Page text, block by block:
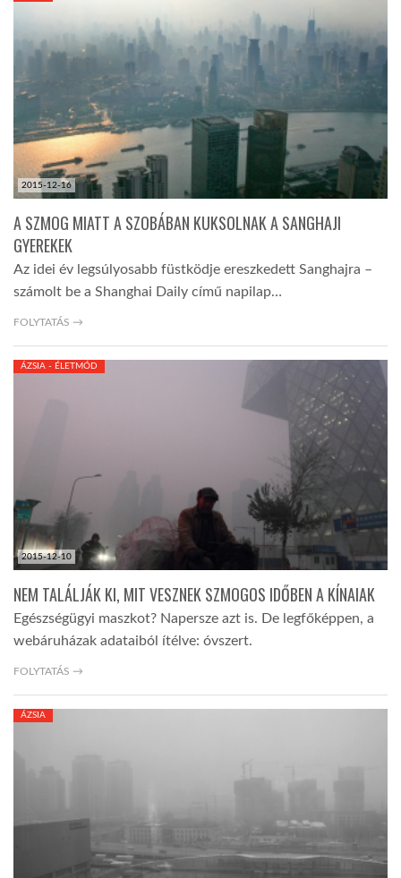
2015-12-16
A SZMOG MIATT A SZOBÁBAN KUKSOLNAK A SANGHAJI
GYEREKEK
Az idei év legsúlyosabb füstködje ereszkedett Sanghajra –
számolt be a Shanghai Daily című napilap…
FOLYTATÁS →
2015-12-10
ÁZSIA - ÉLETMÓD
NEM TALÁLJÁK KI, MIT VESZNEK SZMOGOS IDŐBEN A KÍNAIAK
Egészségügyi maszkot? Napersze azt is. De legfőképpen, a
webáruházak adataiból ítélve: óvszert.
FOLYTATÁS →
ÁZSIA